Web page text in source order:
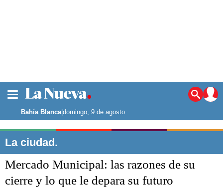
Noticias
La ciudad
Punta Alta
El mundo
Opinión
Bahía Blanca|domingo, 9 de agosto
La ciudad.
Mercado Municipal: las razones de su
cierre y lo que le depara su futuro